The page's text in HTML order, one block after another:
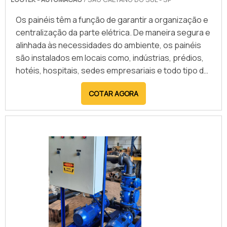
sistema elétrico, atendendo às exigências
normativas e operacionais de cada projeto.
Os painéis têm a função de garantir a organização e
centralização da parte elétrica. De maneira segura e
alinhada às necessidades do ambiente, os painéis
são instalados em locais como, indústrias, prédios,
hotéis, hospitais, sedes empresariais e todo tipo de
edificação que necessite de infraestrutura elétrica
completa. A montagem de painéis elétricos de baixa
tensão deve ser feita de maneira customizada, e
que necessitem de segurança para: Distribuiç.
COTAR AGORA